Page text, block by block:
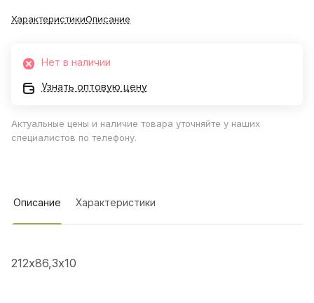
ХарактеристикиОписание
Нет в наличии
Узнать оптовую цену
Актуальные цены и наличие товара уточняйте у наших
специалистов по телефону.
Описание Характеристики
212х86,3х10